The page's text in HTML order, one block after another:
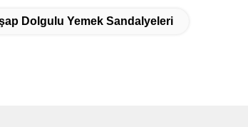
Dolgulu Yemek Sandalyeleri